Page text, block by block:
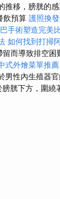
推移，膀胱的
飲預算 護照換
手術塑造完美
如何找到打掃
而導致排空困
式外燴菜單推薦
男性內生殖器官
膀胱下方，圍繞